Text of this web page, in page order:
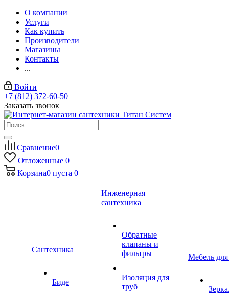
О компании
Услуги
Как купить
Производители
Магазины
Контакты
...
Войти
+7 (812) 372-60-50
Заказать звонок
Сравнение0
Отложенные 0
Корзина0 пуста 0
Сантехника
Биде
Инженерная
сантехника
Обратные
клапаны и
фильтры
Изоляция для
труб
Мебель